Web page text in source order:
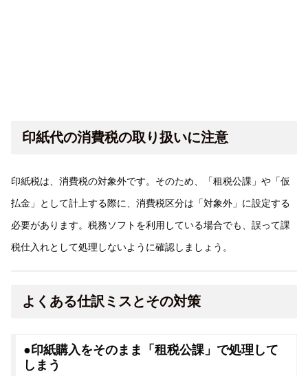
印紙代の消費税の取り扱いに注意
印紙税は、消費税の対象外です。そのため、「租税公課」や「仮
払金」として計上する際に、消費税区分は「対象外」に設定する
必要があります。税務ソフトを利用している場合でも、誤って課
税仕入れとして処理しないように確認しましょう。
よくある仕訳ミスとその対策
●印紙購入をそのまま「租税公課」で処理して
しまう